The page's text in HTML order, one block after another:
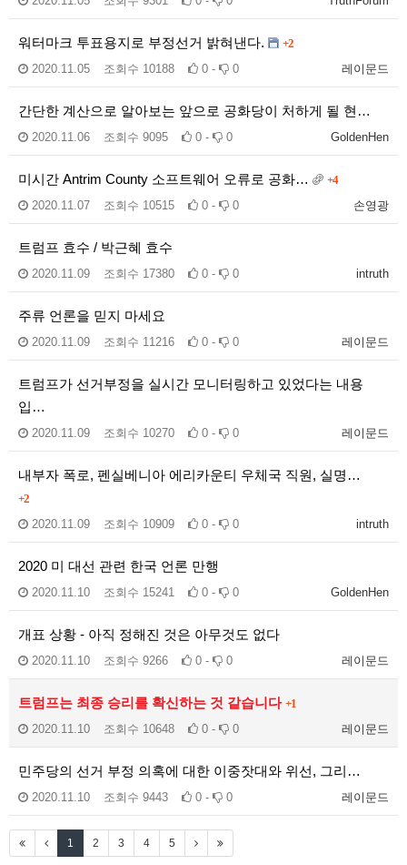
워터마크 투표용지로 부정선거 밝혀낸다. +2
레이문드
2020.11.05 조회수 10188 0 - 0
간단한 계산으로 알아보는 앞으로 공화당이 처하게 될 현…
GoldenHen
2020.11.06 조회수 9095 0 - 0
미시간 Antrim County 소프트웨어 오류로 공화… +4
손영광
2020.11.07 조회수 10515 0 - 0
트럼프 효수 / 박근혜 효수
intruth
2020.11.09 조회수 17380 0 - 0
주류 언론을 믿지 마세요
레이문드
2020.11.09 조회수 11216 0 - 0
트럼프가 선거부정을 실시간 모니터링하고 있었다는 내용
입…
레이문드
2020.11.09 조회수 10270 0 - 0
내부자 폭로, 펜실베니아 에리카운티 우체국 직원, 실명…
+2
intruth
2020.11.09 조회수 10909 0 - 0
2020 미 대선 관련 한국 언론 만행
GoldenHen
2020.11.10 조회수 15241 0 - 0
개표 상황 - 아직 정해진 것은 아무것도 없다
레이문드
2020.11.10 조회수 9266 0 - 0
트럼프는 최종 승리를 확신하는 것 같습니다 +1
레이문드
2020.11.10 조회수 10648 0 - 0
민주당의 선거 부정 의혹에 대한 이중잣대와 위선, 그리…
레이문드
2020.11.10 조회수 9443 0 - 0
1 2 3 4 5